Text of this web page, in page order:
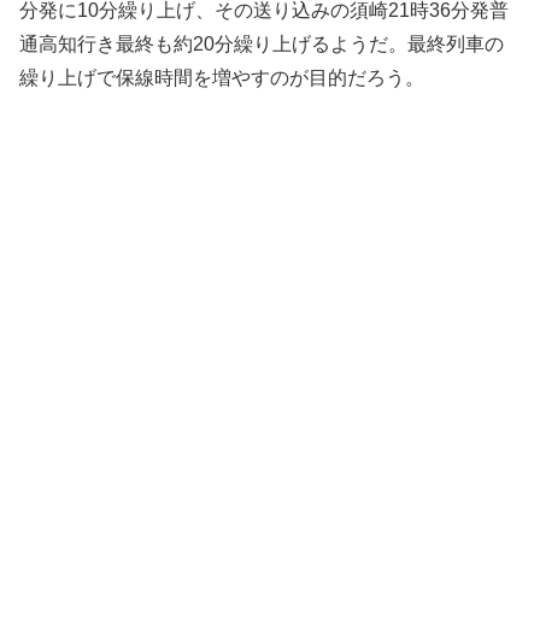
分発に10分繰り上げ、その送り込みの須崎21時36分発普
通高知行き最終も約20分繰り上げるようだ。最終列車の
繰り上げで保線時間を増やすのが目的だろう。